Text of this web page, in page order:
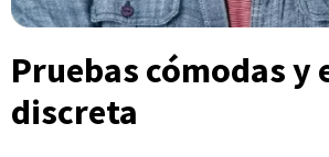
Pruebas cómodas y
discreta